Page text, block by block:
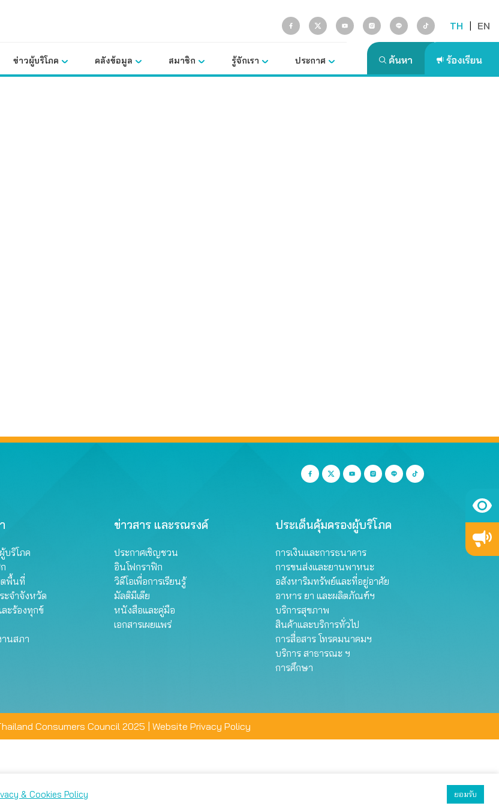
TH | EN
ข่าวผู้บริโภค คลังข้อมูล สมาชิก รู้จักเรา ประกาศ
บริโภค
ตพื้นที่
จำจังหวัด
ละร้องทุกข์
นสภา
ข่าวสาร และรณรงค์
ประกาศเชิญชวน
อินโฟกราฟิก
วิดีโอเพื่อการเรียนรู้
มัลติมีเดีย
หนังสือและคู่มือ
เอกสารเผยแพร่
ประเด็นคุ้มครองผู้บริโภค
การเงินและการธนาคาร
การขนส่งและยานพาหนะ
อสังหาริมทรัพย์และที่อยู่อาศัย
อาหาร ยา และผลิตภัณฑ์ฯ
บริการสุขภาพ
สินค้าและบริการทั่วไป
การสื่อสาร โทรคมนาคมฯ
บริการ สาธารณะ ฯ
การศึกษา
Consumers Council 2025 | Website Privacy Policy
& Cookies Policy ยอมรับ
เลือกตั้งค่าความเป็นส่วนตัวได้